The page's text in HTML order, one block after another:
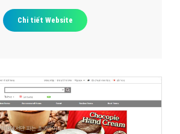
Chi tiết Website